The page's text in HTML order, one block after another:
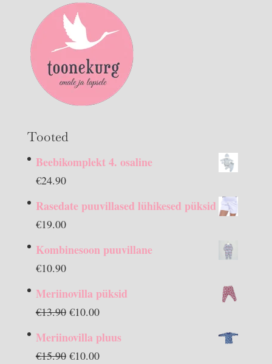
Tooted
Beebikomplekt 4. osaline
€24.90
Rasedate puuvillased lühikesed püksid
€19.00
Kombinesoon puuvillane
€10.90
Meriinovilla püksid
€13.90 Algne
€10.00Praegune
on:
Meriinovilla pluus
€15.90 Algne
€10.00Praegune